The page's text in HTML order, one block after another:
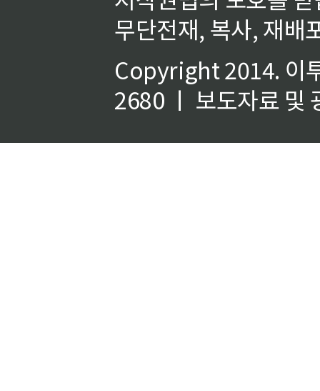
무단전재, 복사, 재배
Copyright 2014. 이
2680 ㅣ 보도자료